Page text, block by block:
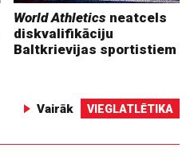
World Athletics neatcels
diskvalifikāciju
Baltkrievijas sportistiem
Vairāk VIEGLATLĒTIKA